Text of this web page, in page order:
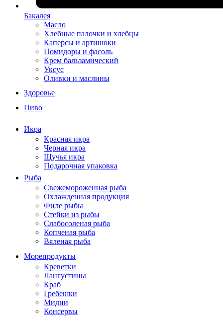
Бакалея
Масло
Хлебные палочки и хлебцы
Каперсы и артишоки
Помидоры и фасоль
Крем бальзамический
Уксус
Оливки и маслины
Здоровье
Пиво
Икра
Красная икра
Черная икра
Щучья икра
Подарочная упаковка
Рыба
Свежемороженная рыба
Охлажденная продукция
Филе рыбы
Стейки из рыбы
Слабосоленая рыба
Копченая рыба
Вяленая рыба
Морепродукты
Креветки
Лангустины
Краб
Гребешки
Мидии
Консервы